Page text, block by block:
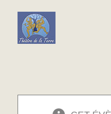
contenu